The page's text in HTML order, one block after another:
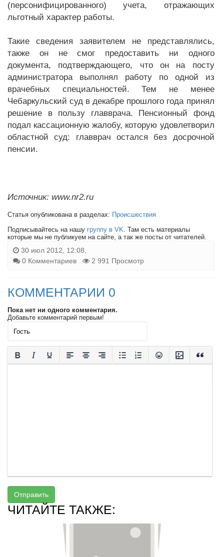
(персонифицированного) учета, отражающих
льготный характер работы.
Такие сведения заявителем не представлялись,
также он не смог предоставить ни одного
документа, подтверждающего, что он на посту
администратора выполнял работу по одной из
врачебных специальностей. Тем не менее
Чебаркульский суд в декабре прошлого года принял
решение в пользу главврача. Пенсионный фонд
подал кассационную жалобу, которую удовлетворил
областной суд: главврач остался без досрочной
пенсии.
Источник: www.nr2.ru
Статья опубликована в разделах: Происшествия
Подписывайтесь на нашу группу в VK. Там есть материалы
которые мы не публикуем на сайте, а так же посты от читателей.
30 июл 2012, 12:08,
0 Комментариев
2 991 Просмотр
КОММЕНТАРИИ 0
Пока нет ни одного комментария.
Добавьте комментарий первым!
Отправить
ЧИТАЙТЕ ТАКЖЕ: